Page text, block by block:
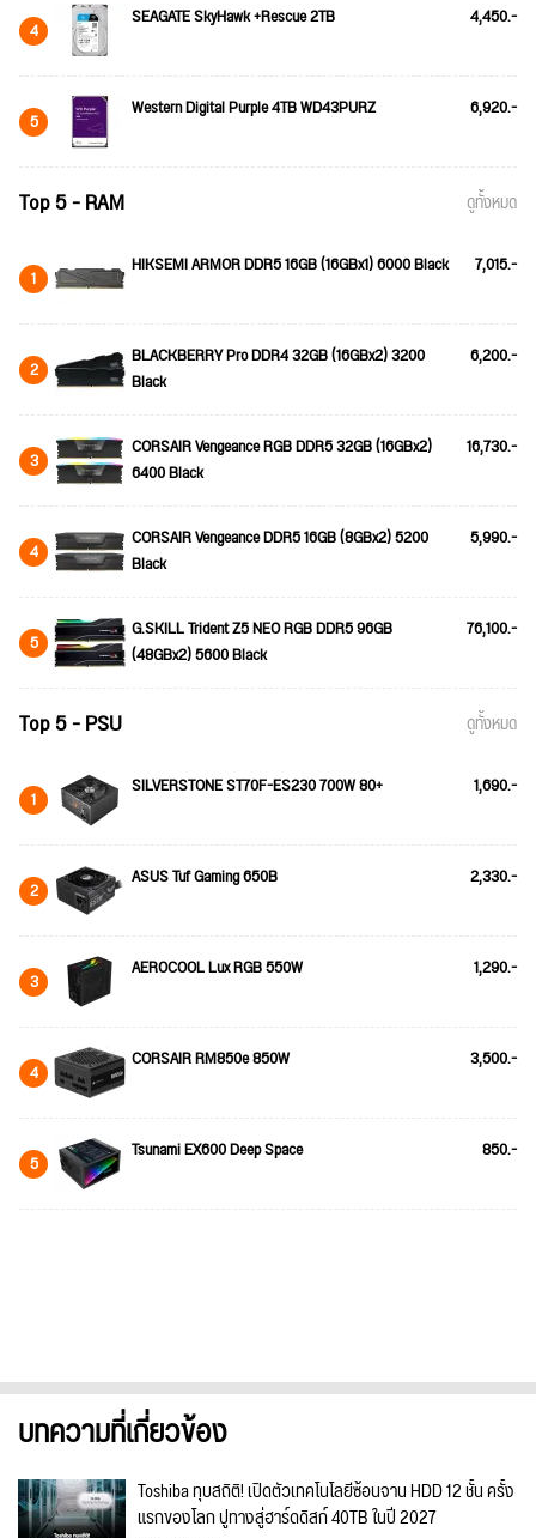
4 SEAGATE SkyHawk +Rescue 2TB 4,450.-
5 Western Digital Purple 4TB WD43PURZ 6,920.-
Top 5 - RAM ดูทั้งหมด
1 HIKSEMI ARMOR DDR5 16GB (16GBx1) 6000 Black 7,015.-
2
BLACKBERRY Pro DDR4 32GB (16GBx2) 3200
Black
6,200.-
3
CORSAIR Vengeance RGB DDR5 32GB (16GBx2)
6400 Black
16,730.-
4
CORSAIR Vengeance DDR5 16GB (8GBx2) 5200
Black
5,990.-
5
G.SKILL Trident Z5 NEO RGB DDR5 96GB
(48GBx2) 5600 Black
76,100.-
Top 5 - PSU ดูทั้งหมด
1 SILVERSTONE ST70F-ES230 700W 80+ 1,690.-
2 ASUS Tuf Gaming 650B 2,330.-
3 AEROCOOL Lux RGB 550W 1,290.-
4 CORSAIR RM850e 850W 3,500.-
5 Tsunami EX600 Deep Space 850.-
บทความที่เกี่ยวข้อง
Toshiba ทุบสถิติ! เปิดตัวเทคโนโลยีซ้อนจาน HDD 12 ชั้น ครั้ง
แรกของโลก ปูทางสู่ฮาร์ดดิสก์ 40TB ในปี 2027